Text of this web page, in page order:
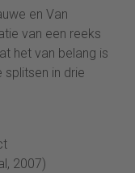
en Van
van een reeks
het van belang is
in drie
2007)